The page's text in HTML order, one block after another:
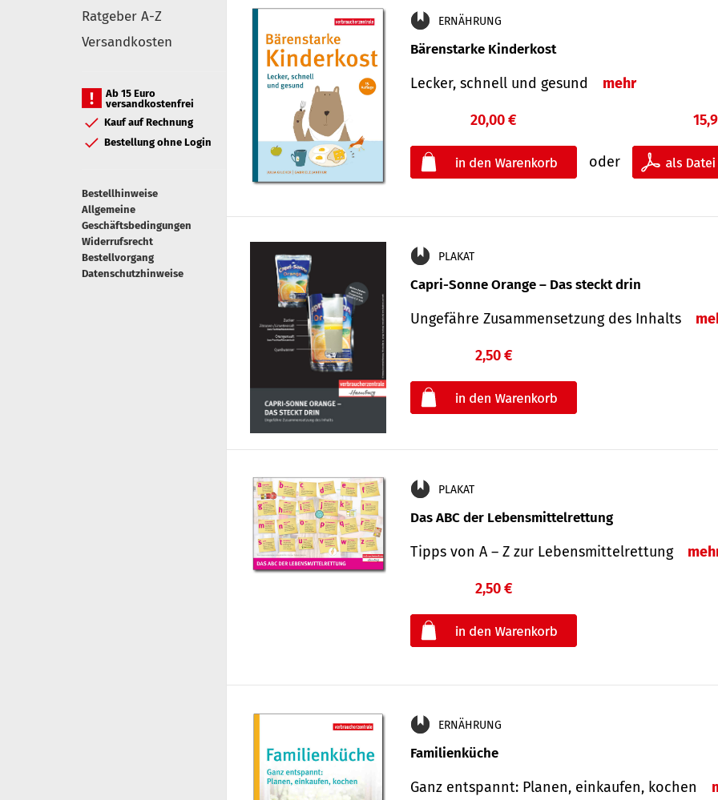
Ratgeber A-Z
Versandkosten
Ab 15 Euro
versandkostenfrei
Kauf auf Rechnung
Bestellung ohne Login
Bestellhinweise
Allgemeine
Geschäftsbedingungen
Widerrufsrecht
Bestellvorgang
Datenschutzhinweise
ERNÄHRUNG
Bärenstarke Kinderkost
Lecker, schnell und gesund mehr
20,00 €
oder
PLAKAT
Capri-Sonne Orange – Das steckt drin
Ungefähre Zu­sammen­setzung des Inhalts
2,50 €
PLAKAT
Das ABC der Lebensmittelrettung
Tipps von A – Z zur Lebensmittelrettung
2,50 €
ERNÄHRUNG
Familienküche
Ganz entspannt: Planen, einkaufen, kochen